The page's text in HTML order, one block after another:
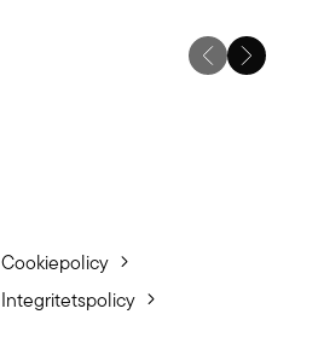
Cookiepolicy
Integritetspolicy